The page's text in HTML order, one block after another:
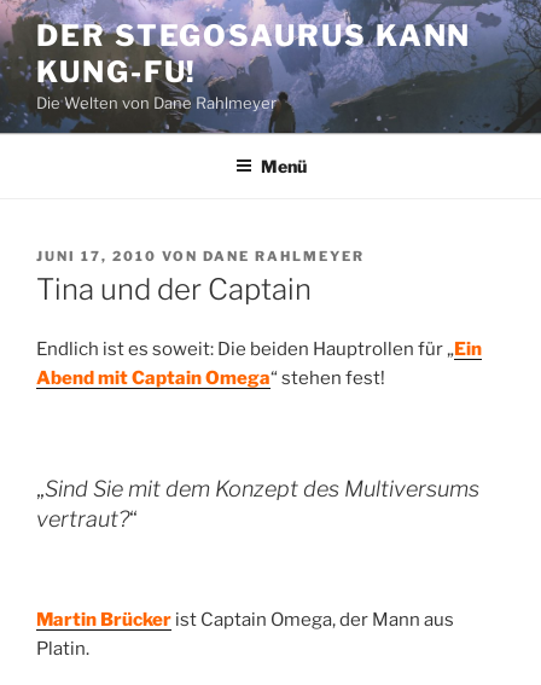
Zum
Inhalt
springen
DER STEGOSAURUS KANN
KUNG-FU!
Die Welten von Dane Rahlmeyer
Menü
VERÖFFENTLICHT
AM
JUNI 17, 2010 VON DANE RAHLMEYER
Tina und der Captain
Endlich ist es soweit: Die beiden Hauptrollen für „Ein
Abend mit Captain Omega“ stehen fest!
„Sind Sie mit dem Konzept des Multiversums
vertraut?“
Martin Brücker ist Captain Omega, der Mann aus
Platin.